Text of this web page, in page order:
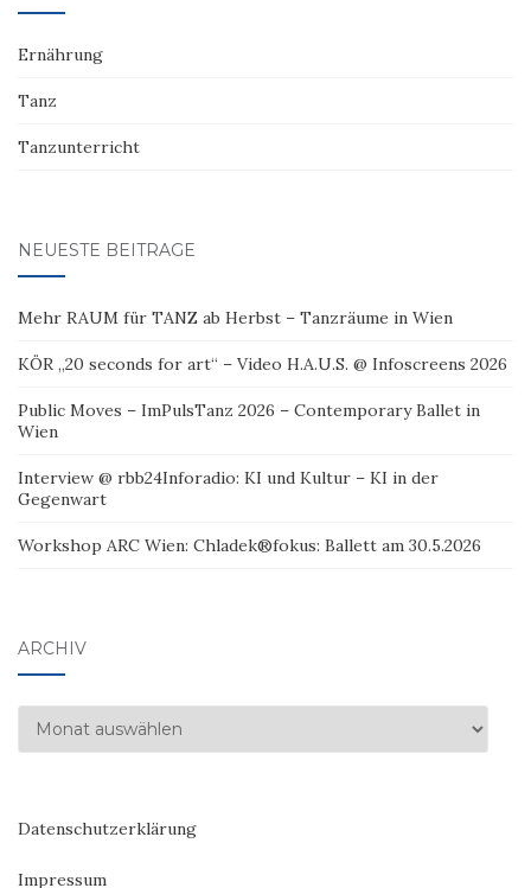
Ernährung
Tanz
Tanzunterricht
NEUESTE BEITRÄGE
Mehr RAUM für TANZ ab Herbst – Tanzräume in Wien
KÖR „20 seconds for art“ – Video H.A.U.S. @ Infoscreens 2026
Public Moves – ImPulsTanz 2026 – Contemporary Ballet in
Wien
Interview @ rbb24Inforadio: KI und Kultur – KI in der
Gegenwart
Workshop ARC Wien: Chladek®fokus: Ballett am 30.5.2026
ARCHIV
Archiv
Datenschutzerklärung
Impressum